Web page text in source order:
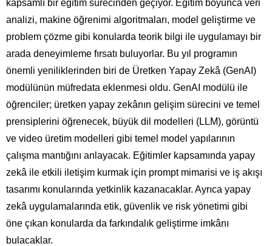
kapsamlı bir eğitim sürecinden geçiyor. Eğitim boyunca veri
analizi, makine öğrenimi algoritmaları, model geliştirme ve
problem çözme gibi konularda teorik bilgi ile uygulamayı bir
arada deneyimleme fırsatı buluyorlar. Bu yıl programın
önemli yeniliklerinden biri de Üretken Yapay Zekâ (GenAI)
modülünün müfredata eklenmesi oldu. GenAI modülü ile
öğrenciler; üretken yapay zekânın gelişim sürecini ve temel
prensiplerini öğrenecek, büyük dil modelleri (LLM), görüntü
ve video üretim modelleri gibi temel model yapılarının
çalışma mantığını anlayacak. Eğitimler kapsamında yapay
zekâ ile etkili iletişim kurmak için prompt mimarisi ve iş akışı
tasarımı konularında yetkinlik kazanacaklar. Ayrıca yapay
zekâ uygulamalarında etik, güvenlik ve risk yönetimi gibi
öne çıkan konularda da farkındalık geliştirme imkânı
bulacaklar.